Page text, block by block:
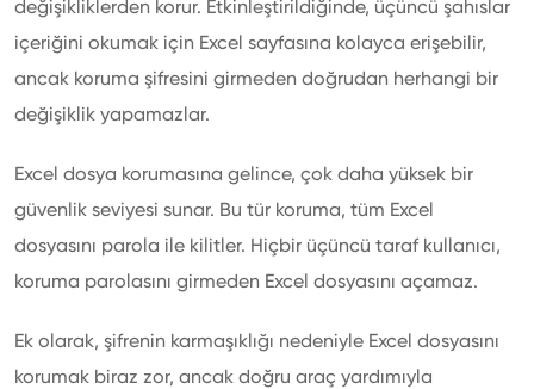
değişikliklerden korur. Etkinleştirildiğinde, üçüncü şahıslar
içeriğini okumak için Excel sayfasına kolayca erişebilir,
ancak koruma şifresini girmeden doğrudan herhangi bir
değişiklik yapamazlar.
Excel dosya korumasına gelince, çok daha yüksek bir
güvenlik seviyesi sunar. Bu tür koruma, tüm Excel
dosyasını parola ile kilitler. Hiçbir üçüncü taraf kullanıcı,
koruma parolasını girmeden Excel dosyasını açamaz.
Ek olarak, şifrenin karmaşıklığı nedeniyle Excel dosyasını
korumak biraz zor, ancak doğru araç yardımıyla